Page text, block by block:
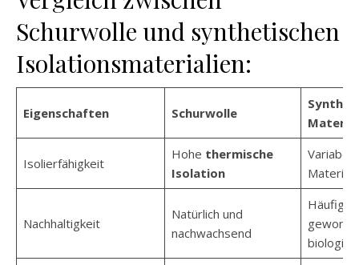
Schurwolle und synthetischen
Isolationsmaterialien:
Eigenschaften Schurwolle
Isolierfähigkeit
Hohe thermische
Isolation
Variabel,
Material
Nachhaltigkeit
Natürlich und
nachwachsend
Häufig